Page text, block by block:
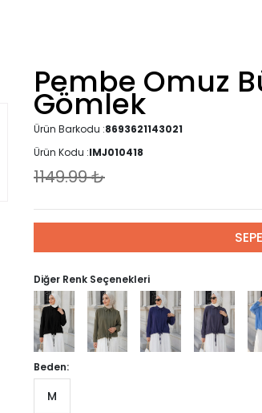
Pembe Omuz
Gömlek
Ürün Barkodu :8693621143021
Ürün Kodu :IMJ010418
1149.99₺
Diğer Renk Seçenekleri
Beden:
M